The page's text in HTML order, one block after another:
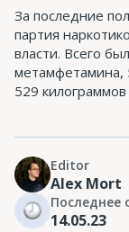
За последние
партия
власти. Всего
метамфетамина,
529
Editor
Alex Mort
Последнее
14.05.23